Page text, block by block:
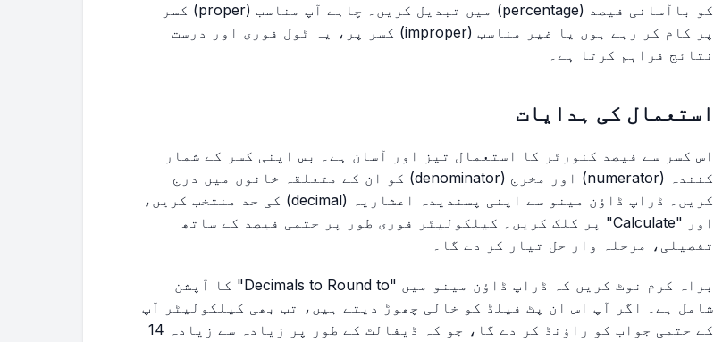
کو باآسانی فیصد (percentage) میں تبدیل کریں۔ چاہے آپ مناسب (proper) کسر
پر کام کر رہے ہوں یا غیر مناسب (improper) کسر پر، یہ ٹول فوری اور درست
نتائج فراہم کرتا ہے۔
استعمال کی ہدایات
اس کسر سے فیصد کنورٹر کا استعمال تیز اور آسان ہے۔ بس اپنی کسر کے شمار
کنندہ (numerator) اور مخرج (denominator) کو ان کے متعلقہ خانوں میں درج
کریں۔ ڈراپ ڈاؤن مینو سے اپنی پسندیدہ اعشاریہ (decimal) کی حد منتخب کریں،
اور "Calculate" پر کلک کریں۔ کیلکولیٹر فوری طور پر حتمی فیصد کے ساتھ
تفصیلی، مرحلہ وار حل تیار کر دے گا۔
براہ کرم نوٹ کریں کہ ڈراپ ڈاؤن مینو میں "Decimals to Round to" کا آپشن
شامل ہے۔ اگر آپ اس ان پٹ فیلڈ کو خالی چھوڑ دیتے ہیں، تب بھی کیلکولیٹر آپ
کے حتمی جواب کو راؤنڈ کر دے گا، جو کہ ڈیفالٹ کے طور پر زیادہ سے زیادہ 14